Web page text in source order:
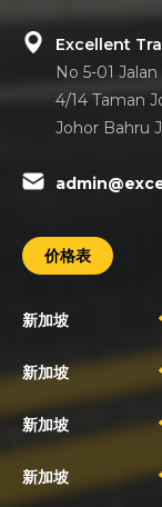
Excellent
No 5-01
4/14 Taman
Johor Bahru
价格表
新加坡
新加坡
新加坡
新加坡